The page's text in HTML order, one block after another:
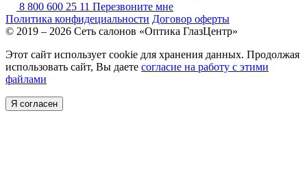
8 800 600 25 11 Перезвоните мне
Политика конфидециальности Договор оферты
© 2019 – 2026 Сеть салонов «Оптика ГлазЦентр»
Этот сайт использует cookie для хранения данных. Продолжая
использовать сайт, Вы даете согласие на работу с этими
файлами
Я согласен